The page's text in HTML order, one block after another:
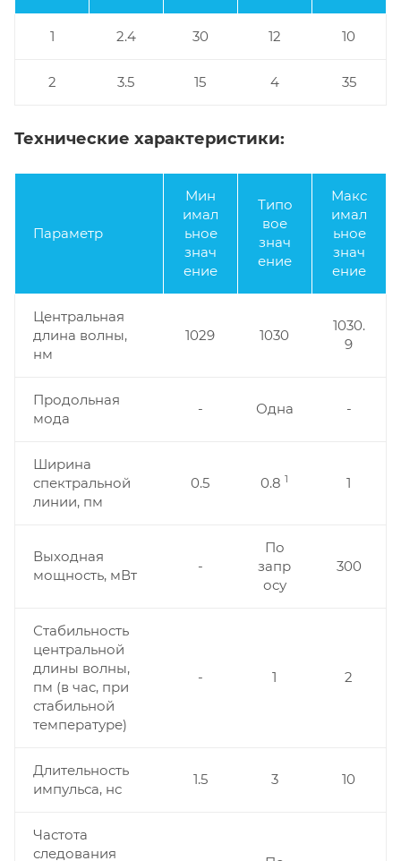
1 2.4 30 12 10
2 3.5 15 4 35
Технические характеристики:
Параметр
Мин
имал
ьное
знач
ение
Типо
вое
знач
ение
Макс
имал
ьное
знач
ение
Центральная
длина волны,
нм
1029 1030
1030.
9
Продольная
мода
- Одна -
Ширина
спектральной
линии, пм
0.5 0.8 1 1
Выходная
мощность, мВт
-
По
запр
осу
300
Стабильность
центральной
длины волны,
пм (в час, при
стабильной
температуре)
- 1 2
Длительность
импульса, нс
1.5 3 10
Частота
следования